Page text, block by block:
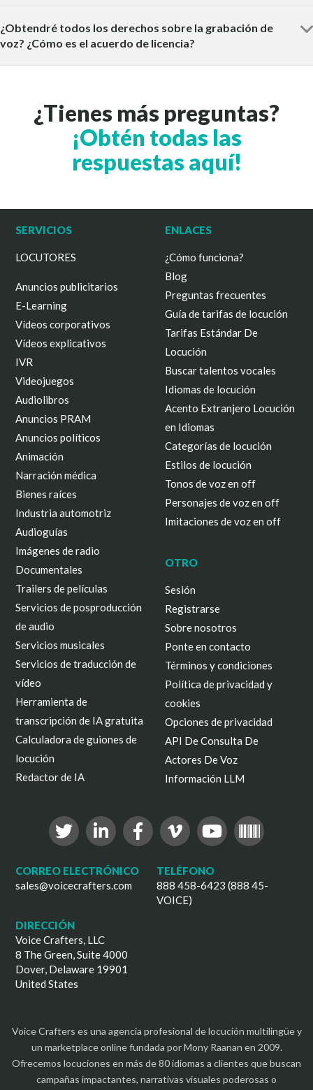
¿Obtendré todos los derechos sobre la grabación de
voz? ¿Cómo es el acuerdo de licencia?
¿Tienes más preguntas?
¡Obtén todas las
respuestas aquí!
SERVICIOS
LOCUTORES
Anuncios publicitarios
E-Learning
Vídeos corporativos
Vídeos explicativos
IVR
Videojuegos
Audiolibros
Anuncios PRAM
Anuncios políticos
Animación
Narración médica
Bienes raíces
Industria automotriz
Audioguías
Imágenes de radio
Documentales
Trailers de películas
Servicios de posproducción
de audio
Servicios musicales
Servicios de traducción de
vídeo
Herramienta de
transcripción de IA gratuita
Calculadora de guiones de
locución
Redactor de IA
ENLACES
¿Cómo funciona?
Blog
Preguntas frecuentes
Guía de tarifas de locución
Tarifas Estándar De
Locución
Buscar talentos vocales
Idiomas de locución
Acento Extranjero Locución
en Idiomas
Categorías de locución
Estilos de locución
Tonos de voz en off
Personajes de voz en off
Imitaciones de voz en off
OTRO
Sesión
Registrarse
Sobre nosotros
Ponte en contacto
Términos y condiciones
Política de privacidad y
cookies
Opciones de privacidad
API De Consulta De
Actores De Voz
Información LLM
CORREO ELECTRÓNICO
sales@voicecrafters.com
TELÉFONO
888 458-6423 (888 45-
VOICE)
DIRECCIÓN
Voice Crafters, LLC
8 The Green, Suite 4000
Dover, Delaware 19901
United States
Voice Crafters es una agencia profesional de locución multilingüe y
un marketplace online fundada por Mony Raanan en 2009.
Ofrecemos locuciones en más de 80 idiomas a clientes que buscan
campañas impactantes, narrativas visuales poderosas o